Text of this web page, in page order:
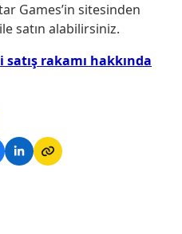
Games’in sitesinden
satın alabilirsiniz.
satış rakamı hakkında